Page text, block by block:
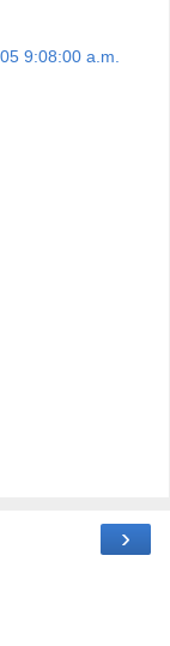
9:08:00 a.m.
›